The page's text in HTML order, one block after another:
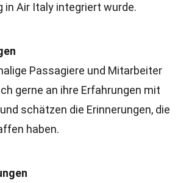
in Air Italy integriert wurde.
Passagiere und Mitarbeiter
gerne an ihre Erfahrungen mit
schätzen die Erinnerungen, die
haben.